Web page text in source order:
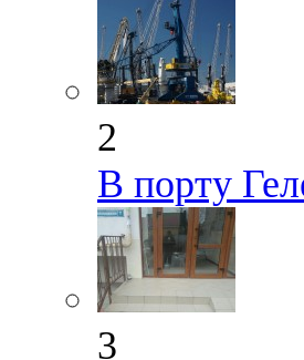
2
В порту
3